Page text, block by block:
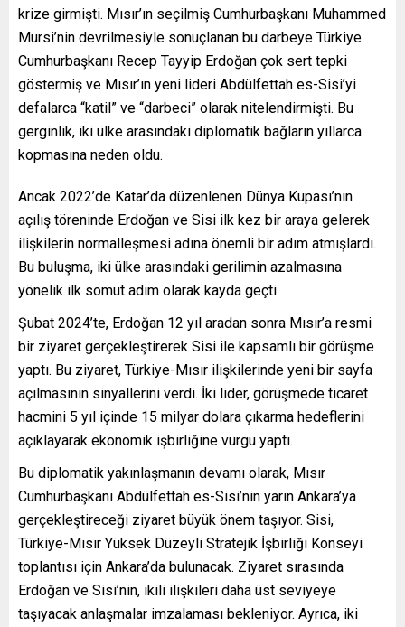
krize girmişti. Mısır’ın seçilmiş Cumhurbaşkanı Muhammed
Mursi’nin devrilmesiyle sonuçlanan bu darbeye Türkiye
Cumhurbaşkanı Recep Tayyip Erdoğan çok sert tepki
göstermiş ve Mısır’ın yeni lideri Abdülfettah es-Sisi’yi
defalarca “katil” ve “darbeci” olarak nitelendirmişti. Bu
gerginlik, iki ülke arasındaki diplomatik bağların yıllarca
kopmasına neden oldu.
Ancak 2022’de Katar’da düzenlenen Dünya Kupası’nın
açılış töreninde Erdoğan ve Sisi ilk kez bir araya gelerek
ilişkilerin normalleşmesi adına önemli bir adım atmışlardı.
Bu buluşma, iki ülke arasındaki gerilimin azalmasına
yönelik ilk somut adım olarak kayda geçti.
Şubat 2024’te, Erdoğan 12 yıl aradan sonra Mısır’a resmi
bir ziyaret gerçekleştirerek Sisi ile kapsamlı bir görüşme
yaptı. Bu ziyaret, Türkiye-Mısır ilişkilerinde yeni bir sayfa
açılmasının sinyallerini verdi. İki lider, görüşmede ticaret
hacmini 5 yıl içinde 15 milyar dolara çıkarma hedeflerini
açıklayarak ekonomik işbirliğine vurgu yaptı.
Bu diplomatik yakınlaşmanın devamı olarak, Mısır
Cumhurbaşkanı Abdülfettah es-Sisi’nin yarın Ankara’ya
gerçekleştireceği ziyaret büyük önem taşıyor. Sisi,
Türkiye-Mısır Yüksek Düzeyli Stratejik İşbirliği Konseyi
toplantısı için Ankara’da bulunacak. Ziyaret sırasında
Erdoğan ve Sisi’nin, ikili ilişkileri daha üst seviyeye
taşıyacak anlaşmalar imzalaması bekleniyor. Ayrıca, iki